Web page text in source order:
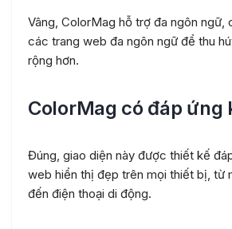
Vâng, ColorMag hỗ trợ đa ngôn ngữ,
các trang web đa ngôn ngữ để thu
rộng hơn.
ColorMag có đáp ứng
Đúng, giao diện này được thiết kế
web hiển thị đẹp trên mọi thiết bị, từ
đến điện thoại di động.